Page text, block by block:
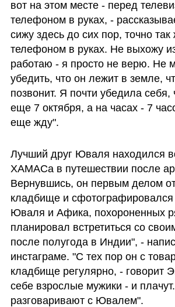
вот на этом месте - перед
телефоном в руках, -
сижу здесь до сих пор, точно так
телефоном в руках. Не выхожу
работаю - я просто не верю. Не
убедить, что он лежит в земле,
позвонит. Я почти убедила себя,
еще 7 октября, а на часах - 7
еще жду".
Лучший друг Юваля находился
ХАМАСа в путешествии после
Вернувшись, он первым делом
кладбище и сфотографировался
Юваля и Афика, похороненных
планировал встретиться со
после полугода в Индии", -
инстаграме. "С тех пор он с
кладбище регулярно, - говорит
себе взрослые мужики - и
разговаривают с Ювалем".